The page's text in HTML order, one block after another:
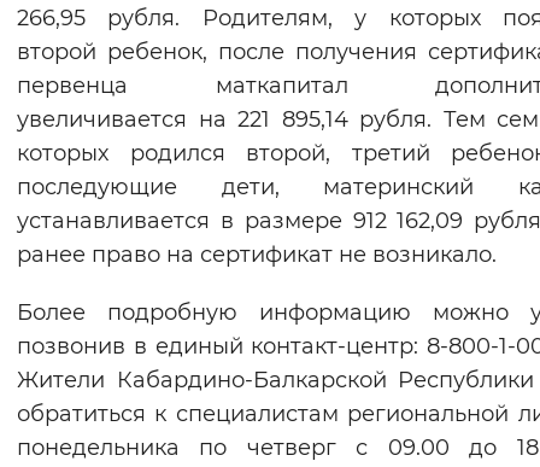
266,95 рубля. Родителям, у которых
второй ребенок, после получения
первенца маткапитал
увеличивается на 221 895,14 рубля. Тем
которых родился второй, третий
последующие дети, материнский
устанавливается в размере 912 162,09
ранее право на сертификат не возникало.
Более подробную информацию можно
позвонив в единый контакт-центр: 8-800-1-
Жители Кабардино-Балкарской Республики
обратиться к специалистам региональной
понедельника по четверг с 09.00 до